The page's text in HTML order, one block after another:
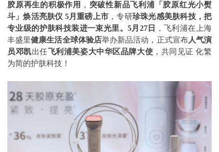
胶原再生的积极作用
， 突破性新品飞利浦「胶原红光小熨
斗」焕活亮肤仪 5月重磅上市 ，专研珍珠光感美肤科技，把
专业级的护肤科技装进一束光里。5月27日
，飞利浦在上海
丰盛里健康生活全球体验店举办新品活动，正式宣布人气演
员邓凯出任飞利浦美姿大中华区品牌大使 ，共同见证 化繁
为简的护肤科技！